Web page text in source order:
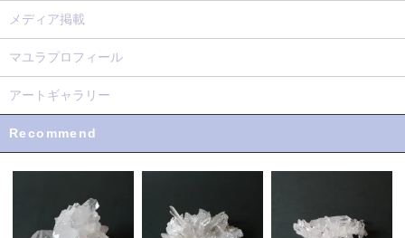
メディア掲載
マユラプロフィール
アートギャラリー
Recommend